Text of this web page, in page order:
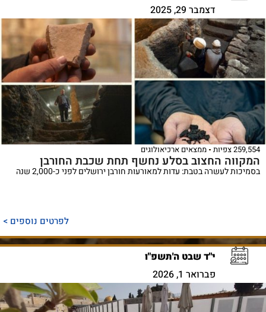
דצמבר 29, 2025
259,554 צפיות ממצאים ארכיאולוגים
המקווה החצוב בסלע נחשף תחת שכבת החורבן
בסמיכות לעשרה בטבת: עדות למאורעות חורבן ירושלים לפני כ-2,000 שנה
לפרטים נוספים >
י"ד שבט ה'תשפ"ו
פברואר 1, 2026